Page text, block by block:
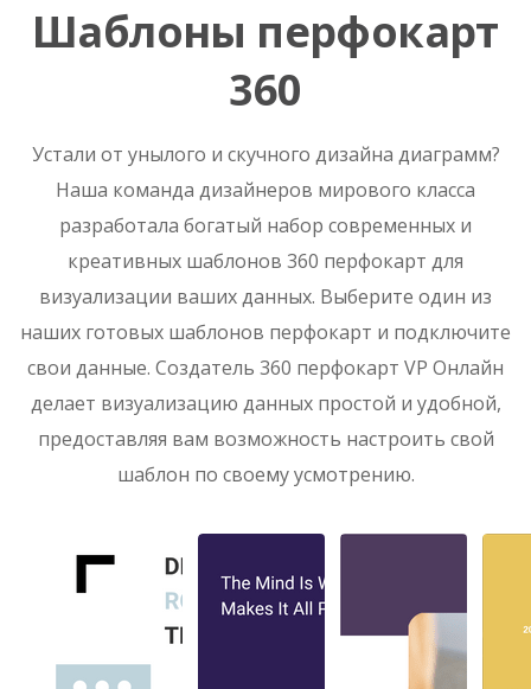
Шаблоны перфокарт
360
Устали от унылого и скучного дизайна диаграмм?
Наша команда дизайнеров мирового класса
разработала богатый набор современных и
креативных шаблонов 360 перфокарт для
визуализации ваших данных. Выберите один из
наших готовых шаблонов перфокарт и подключите
свои данные. Создатель 360 перфокарт VP Онлайн
делает визуализацию данных простой и удобной,
предоставляя вам возможность настроить свой
шаблон по своему усмотрению.